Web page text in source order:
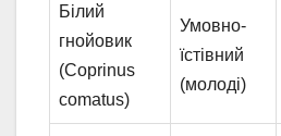
Білий
гнойовик
(Coprinus
comatus)
Умовно-
їстівний
(молоді)